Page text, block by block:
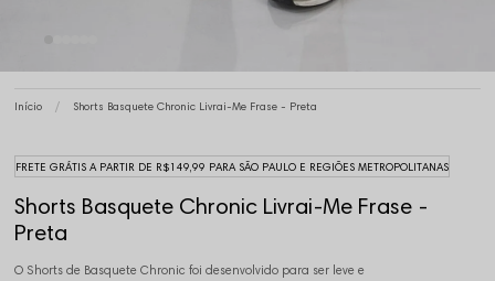
Início Shorts Basquete Chronic Livrai-Me Frase - Preta
FRETE GRÁTIS A PARTIR DE R$149,99 PARA SÃO PAULO E REGIÕES METROPOLITANAS
Shorts Basquete Chronic Livrai-Me Frase -
Preta
O Shorts de Basquete Chronic foi desenvolvido para ser leve e